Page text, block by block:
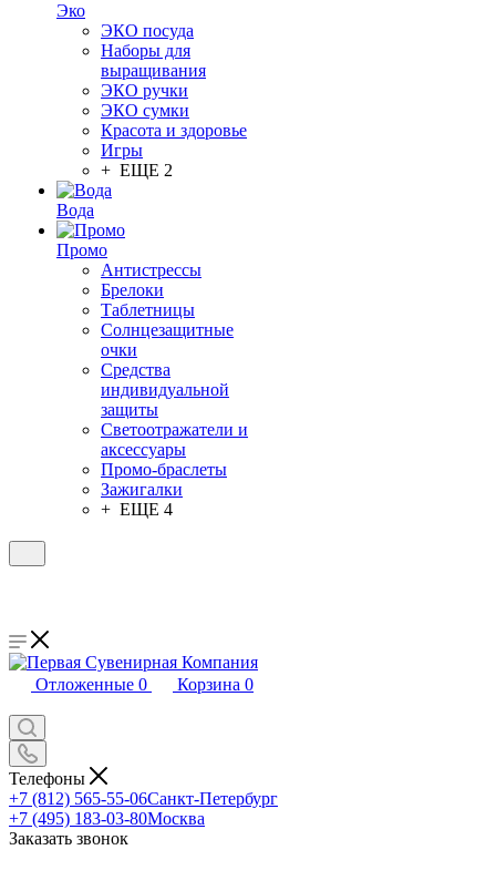
Эко
ЭКО посуда
Наборы для
выращивания
ЭКО ручки
ЭКО сумки
Красота и здоровье
Игры
+ ЕЩЕ 2
Вода
Промо
Антистрессы
Брелоки
Таблетницы
Солнцезащитные
очки
Средства
индивидуальной
защиты
Светоотражатели и
аксессуары
Промо-браслеты
Зажигалки
+ ЕЩЕ 4
Отложенные 0 Корзина 0
Телефоны
+7 (812) 565-55-06Санкт-Петербург
+7 (495) 183-03-80Москва
Заказать звонок